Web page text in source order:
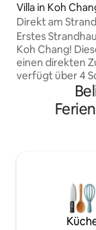
Villa in Koh
Direkt am
Erstes
Koh Chang! Dieses schöne Haus bietet
einen direkten
verfügt über 4
Badezimmern
die
Meer bequem
wunderschöne
Dieses Haus ist
entspannen
genießen